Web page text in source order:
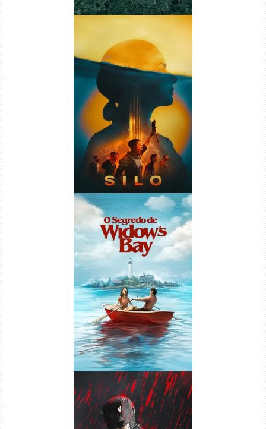
Silo 2ª Temporada (2024)
WEB-DL 1080p Dual Áudio
O Segredo de Widow’s Bay
1ª Temporada Torrent (2026)
WEB-DL 1080p Dual Áudio